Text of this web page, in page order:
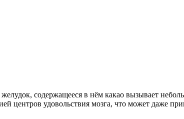
содержащееся в нём какао вызывает
центров удовольствия мозга, что может даже